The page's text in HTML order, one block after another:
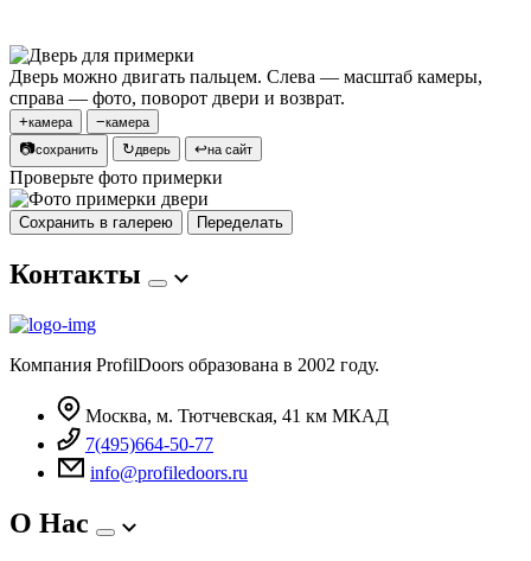
Дверь можно двигать пальцем. Слева — масштаб камеры,
справа — фото, поворот двери и возврат.
+камера −камера
📷сохранить ↻дверь ↩на сайт
Проверьте фото примерки
Сохранить в галерею Переделать
Контакты
Компания ProfilDoors образована в 2002 году.
Москва, м. Тютчевская, 41 км МКАД
7(495)664-50-77
info@profiledoors.ru
О Нас